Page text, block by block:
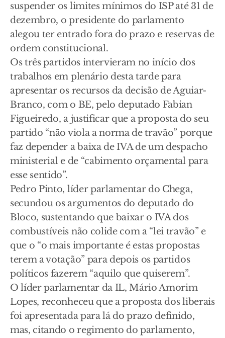
suspender os limites mínimos do ISP até 31 de
dezembro, o presidente do parlamento
alegou ter entrado fora do prazo e reservas de
ordem constitucional.
Os três partidos intervieram no início dos
trabalhos em plenário desta tarde para
apresentar os recursos da decisão de Aguiar-
Branco, com o BE, pelo deputado Fabian
Figueiredo, a justificar que a proposta do seu
partido “não viola a norma de travão” porque
faz depender a baixa de IVA de um despacho
ministerial e de “cabimento orçamental para
esse sentido”.
Pedro Pinto, líder parlamentar do Chega,
secundou os argumentos do deputado do
Bloco, sustentando que baixar o IVA dos
combustíveis não colide com a “lei travão” e
que o “o mais importante é estas propostas
terem a votação” para depois os partidos
políticos fazerem “aquilo que quiserem”.
O líder parlamentar da IL, Mário Amorim
Lopes, reconheceu que a proposta dos liberais
foi apresentada para lá do prazo definido,
mas, citando o regimento do parlamento,